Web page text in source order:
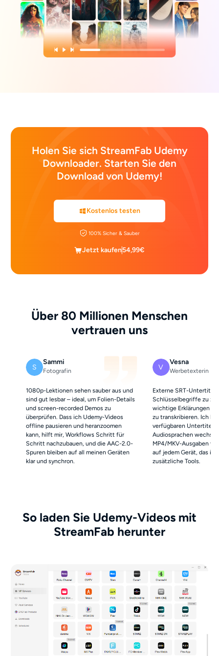
Holen Sie sich StreamFab Udemy
Downloader. Starten Sie den
Download von Udemy!
Kostenlos testen
100% Sicher & Sauber
Jetzt kaufen54,99€
Über 80 Millionen Menschen
vertrauen uns
S
Sammi
Fotografin
1080p-Lektionen sehen sauber aus und
sind gut lesbar – ideal, um Folien-Details
und screen-recorded Demos zu
überprüfen. Dass ich Udemy-Videos
offline pausieren und heranzoomen
kann, hilft mir, Workflows Schritt für
Schritt nachzubauen, und die AAC-2.0-
Spuren bleiben auf all meinen Geräten
klar und synchron.
V
Vesna
Werbetexterin
Externe SRT-Untertitel
Schlüsselbegriffe zu
wichtige Erklärungen
zu transkribieren. Ich
verfügbaren Untertitel-
Audiosprachen
MP4/MKV-Ausgaben
auf jedem Gerät, das
zusätzliche Tools.
So laden Sie Udemy-Videos mit
StreamFab herunter